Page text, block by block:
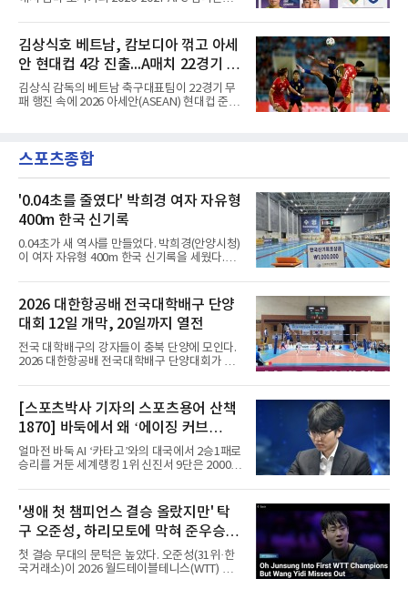
1분 다비드 마르티네스가 얻은 페널티킥은 비디
이컵 샤펠버그의 크로스가 걷혀 나오자 에디 세
구라가 페널티아크 왼쪽에서 오
승자는 ACLE 본선에 오르고 패자는 2부 격 대회
인 AFC 챔피언스리그2(ACL2)로 향한다. 강원은
2024시즌 K리그1 준우승 자격으로 나선 지난 시
즌 ACLE에서 창단 첫 아시아 무대를 경험하며
16강에 진출했고, 2025시즌 리그 5위로 이번 출
전권을 얻었다.감바 오사카는 2025-2026시즌
ACL2 결승에서 크리스티아누 호날두의 소속팀
기세도 좋다.최근 리그 2연패로 상승세가 끊긴
강원은 이번 승리로 반등을 노린다. 김대
김상식호 베트남, 캄보디아 꺾고 아세
안 현대컵 4강 진출...A매치 22경기 무
패 질주
김상식 감독의 베트남 축구대표팀이 22경기 무
패 행진 속에 2026 아세안(ASEAN) 현대컵 준결
골을 묶어 3-1로 이겼다. 3승 1무 승점 10으로
싱가포르(승점 8)를 제치고 조 1위를 차지했고,
종전 자국 기록은 18경기였다.2년마다 열리는
현대컵은 '동남아의 월드컵'으로 불리며, 스즈키
컵·미쓰비시컵을 거쳐 30주년을 맞아 타이틀 스
폰서가 바뀌었다. 2024년 우승팀 베트남은 2연
패와 통산 4번째 우승을 노린다.준결승 상대 말
레이시아는 8일 필리핀을 1-0
스포츠종합
'0.04초를 줄였다' 박희경 여자 자유형
400m 한국 신기록
0.04초가 새 역사를 만들었다. 박희경(안양시청)
이 여자 자유형 400m 한국 신기록을 세웠다.박
통령배 전국수영대회 여자 자유형 400m 결승에
서 4분09초65의 한국 신기록으로 우승했다. 지
난해 10월 제106회 전국체육대회에서 한다경
(전라북도체육회)이 작성한 종전 기록(4분09초
69)을 약 10개월 만에 0.04초 앞당긴 기록이다.
이 종목에서 꾸준히 정상급 기량을 보여온 박희
경은 이번 경신으로 중장거리 경쟁력을 다시 확
왔다며, 상반기에는 생각만큼 결과가 나오지 않
아 아쉬움도 있었지만 부족한 부분을
2026 대한항공배 전국대학배구 단양
대회 12일 개막, 20일까지 열전
전국 대학배구의 강자들이 충북 단양에 모인다.
2026 대한항공배 전국대학배구 단양대회가 오
펼쳐진다.한국대학배구연맹이 주최하고 단양군
체육회와 단양군배구협회가 주관하는 이번 대회
에는 남자대학부 15개 팀과 여자대학부 7개 팀
등 모두 22개 팀이 참가해 치열한 승부를 벌인
다.남자대학부는 A조에 한양대·경상국립대·충
남대·홍익대·중부대, B조에 조선대·호남대·인하
대·경일대·경희대, C조에 국립목포대·성균관대·
학대·단국대·우석대·광주여대가 정상에 도전한
다.경기는 단양국민체
[스포츠박사 기자의 스포츠용어 산책
1870] 바둑에서 왜 ‘에이징 커브
(Aging Curve)’‘라고 말할까
얼마전 바둑 AI ‘카타고’와의 대국에서 2승1패로
승리를 거둔 세계랭킹 1위 신진서 9단은 2000년
표적인 ‘젊은 기사’이다. 2020년 1월부터 한국
바둑랭킹 1위를 지켰고, 2026년 6월에도 78개
월 연속 1위를 기록했다. (본 코너 1808회 ‘바둑
선수는 왜 ‘기사(棋士)’라고 부를까‘ 참조) 김은
지 9단은 2007년생으로 한국 여자바둑의 대표
적인 10대 후반~20대 초반 강자이다. 2026년 6
월 여자랭킹 1위를 지키고 있었고, 전체랭킹에
'생애 첫 챔피언스 결승 올랐지만' 탁
구 오준성, 하리모토에 막혀 준우승...
한국 최고 성적
첫 결승 무대의 문턱은 높았다. 오준성(31위·한
국거래소)이 2026 월드테이블테니스(WTT) 챔